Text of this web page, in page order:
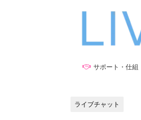
サポート・仕組
ライブチャット